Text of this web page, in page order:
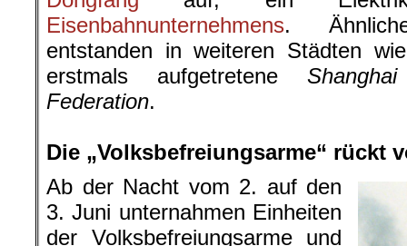
Eisenbahnunternehmens. Ähnliche
entstanden in weiteren Städten
erstmals aufgetretene
Federation.
Die „Volksbefreiungsarme“ rückt
Ab der Nacht vom 2. auf den
3. Juni unternahmen Einheiten
der Volksbefreiungsarme und